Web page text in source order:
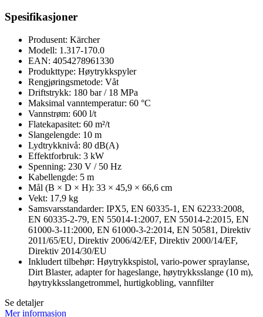
Spesifikasjoner
Produsent: Kärcher
Modell: 1.317-170.0
EAN: 4054278961330
Produkttype: Høytrykkspyler
Rengjøringsmetode: Våt
Driftstrykk: 180 bar / 18 MPa
Maksimal vanntemperatur: 60 °C
Vannstrøm: 600 l/t
Flatekapasitet: 60 m²/t
Slangelengde: 10 m
Lydtrykknivå: 80 dB(A)
Effektforbruk: 3 kW
Spenning: 230 V / 50 Hz
Kabellengde: 5 m
Mål (B × D × H): 33 × 45,9 × 66,6 cm
Vekt: 17,9 kg
Samsvarsstandarder: IPX5, EN 60335-1, EN 62233:2008,
EN 60335-2-79, EN 55014-1:2007, EN 55014-2:2015, EN
61000-3-11:2000, EN 61000-3-2:2014, EN 50581, Direktiv
2011/65/EU, Direktiv 2006/42/EF, Direktiv 2000/14/EF,
Direktiv 2014/30/EU
Inkludert tilbehør: Høytrykkspistol, vario-power spraylanse,
Dirt Blaster, adapter for hageslange, høytrykksslange (10 m),
høytrykksslangetrommel, hurtigkobling, vannfilter
Se detaljer
Mer informasjon